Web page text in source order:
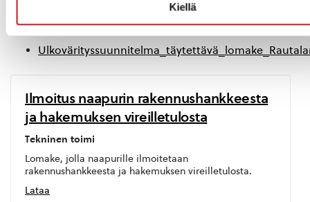
Kiellä
Lupahakemuslomakkeet
Ilmoitus naapurin rakennushankkeesta
ja hakemuksen vireilletulosta
Tekninen toimi
Lomake, jolla naapurille ilmoitetaan
rakennushankkeesta ja hakemuksen vireilletulosta.
Lataa